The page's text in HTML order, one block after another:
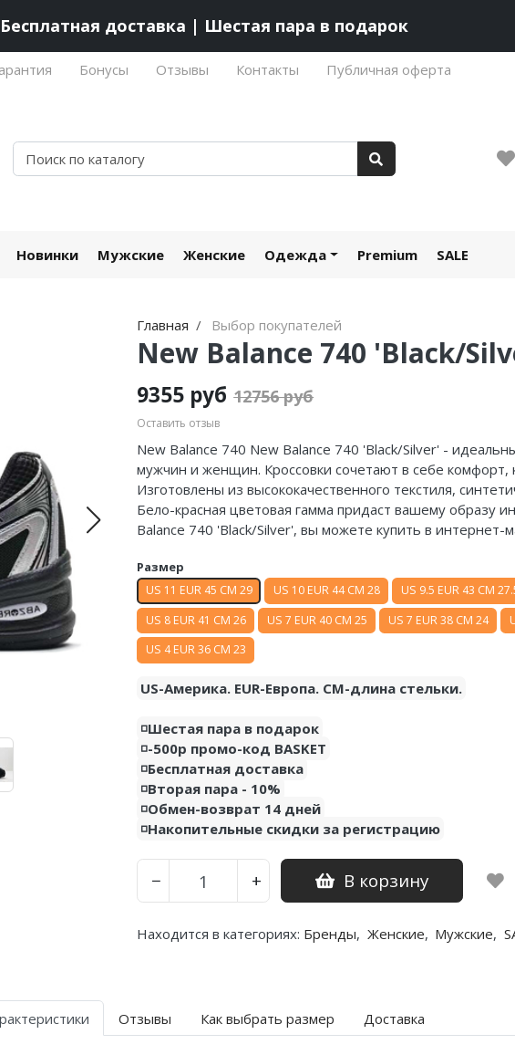
Бесплатная доставка | Шестая пара в подарок
Бонусы Отзывы Контакты Публичная оферта
Новинки Мужские Женские Одежда Premium SALE
Главная Выбор покупателей
New Balance 740 'Black/
9355 руб 12756 руб
Оставить отзыв
New Balance 740 New Balance 740 'Black/Silver' -
мужчин и женщин. Кроссовки сочетают в себе комфорт,
Изготовлены из высококачественного текстиля,
Бело-красная цветовая гамма придаст вашему образу
Balance 740 'Black/Silver', вы можете купить в интернет-
Размер
US 11 EUR 45 CM 29 US 10 EUR 44 CM 28 US 9.5 EUR 43 CM
US 8 EUR 41 CM 26
US 7 EUR 40 CM 25 US 7 EUR 38 CM 24
US 4 EUR 36 CM 23
US-Америка. EUR-Европа. CM-длина стельки.
◽️Шестая пара в подарок
◽️-500р промо-код BASKET
◽️Бесплатная доставка
◽️Вторая пара - 10%
◽️Обмен-возврат 14 дней
◽️Накопительные скидки за регистрацию
− + В корзину
Находится в категориях: Бренды, Женские, Мужские,
Отзывы Как выбрать размер Доставка